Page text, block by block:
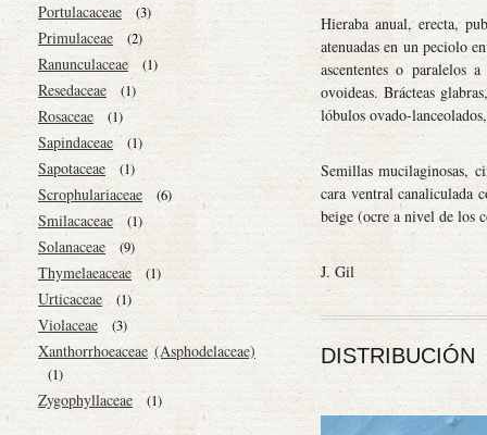
Portulacaceae (3)
Primulaceae (2)
Ranunculaceae (1)
Resedaceae (1)
Rosaceae (1)
Sapindaceae (1)
Sapotaceae (1)
Scrophulariaceae (6)
Smilacaceae (1)
Solanaceae (9)
Thymelaeaceae (1)
Urticaceae (1)
Violaceae (3)
Xanthorrhoeaceae (Asphodelaceae)
(1)
Zygophyllaceae (1)
Hieraba anual, erecta,
atenuadas en un peciolo
ascententes o paralelos
ovoideas. Brácteas
lóbulos ovado-
Semillas mucilaginosas,
cara ventral canaliculada
beige (ocre a nivel de los
J. Gil
DISTRIBUCIÓN